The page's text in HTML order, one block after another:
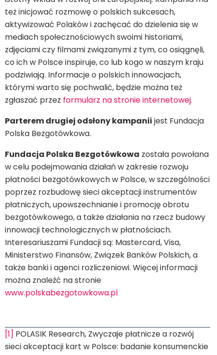
też inicjować rozmowę o polskich sukcesach,
aktywizować Polaków i zachęcać do dzielenia się w
mediach społecznościowych swoimi historiami,
zdjęciami czy filmami związanymi z tym, co osiągnęli,
co ich w Polsce inspiruje, co lub kogo w naszym kraju
podziwiają. Informacje o polskich innowacjach,
którymi warto się pochwalić, będzie można też
zgłaszać przez formularz na stronie internetowej.
Parterem drugiej odsłony kampanii jest Fundacja
Polska Bezgotówkowa.
Fundacja Polska Bezgotówkowa została powołana
w celu podejmowania działań w zakresie rozwoju
płatności bezgotówkowych w Polsce, w szczególności
poprzez rozbudowę sieci akceptacji instrumentów
płatniczych, upowszechnianie i promocję obrotu
bezgotówkowego, a także działania na rzecz budowy
innowacji technologicznych w płatnościach.
Interesariuszami Fundacji są: Mastercard, Visa,
Ministerstwo Finansów, Związek Banków Polskich, a
także banki i agenci rozliczeniowi. Więcej informacji
można znaleźć na stronie
www.polskabezgotowkowa.pl
[1] POLASIK Research, Zwyczaje płatnicze a rozwój
sieci akceptacji kart w Polsce: badanie konsumenckie